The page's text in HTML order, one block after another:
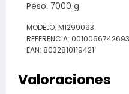
Peso: 7000 g
MODELO: M1299093
REFERENCIA:
EAN: 8032810119421
Valoraciones